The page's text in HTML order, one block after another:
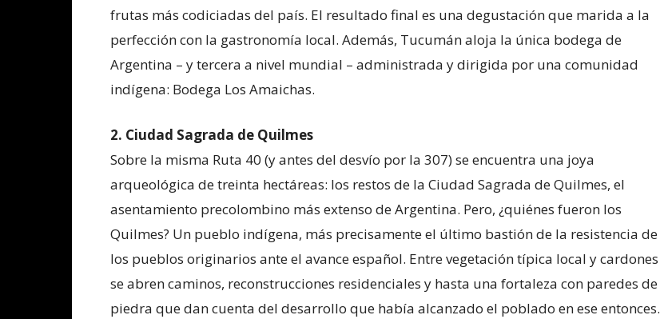
frutas más codiciadas del país. El resultado final es una degustación que marida a la
perfección con la gastronomía local. Además, Tucumán aloja la única bodega de
Argentina – y tercera a nivel mundial – administrada y dirigida por una comunidad
indígena: Bodega Los Amaichas.
2. Ciudad Sagrada de Quilmes
Sobre la misma Ruta 40 (y antes del desvío por la 307) se encuentra una joya
arqueológica de treinta hectáreas: los restos de la Ciudad Sagrada de Quilmes, el
asentamiento precolombino más extenso de Argentina. Pero, ¿quiénes fueron los
Quilmes? Un pueblo indígena, más precisamente el último bastión de la resistencia de
los pueblos originarios ante el avance español. Entre vegetación típica local y cardones
se abren caminos, reconstrucciones residenciales y hasta una fortaleza con paredes de
piedra que dan cuenta del desarrollo que había alcanzado el poblado en ese entonces.